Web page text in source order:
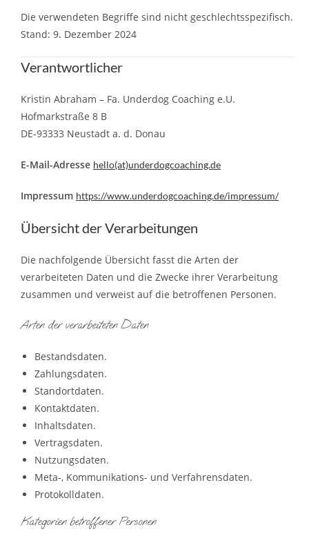
Die verwendeten Begriffe sind nicht geschlechtsspezifisch.
Stand: 9. Dezember 2024
Verantwortlicher
Kristin Abraham – Fa. Underdog Coaching e.U.
Hofmarkstraße 8 B
DE-93333 Neustadt a. d. Donau
E-Mail-Adresse hello(at)underdogcoaching.de
Impressum https://www.underdogcoaching.de/impressum/
Übersicht der Verarbeitungen
Die nachfolgende Übersicht fasst die Arten der
verarbeiteten Daten und die Zwecke ihrer Verarbeitung
zusammen und verweist auf die betroffenen Personen.
Arten der verarbeiteten Daten
Bestandsdaten.
Zahlungsdaten.
Standortdaten.
Kontaktdaten.
Inhaltsdaten.
Vertragsdaten.
Nutzungsdaten.
Meta-, Kommunikations- und Verfahrensdaten.
Protokolldaten.
Kategorien betroffener Personen